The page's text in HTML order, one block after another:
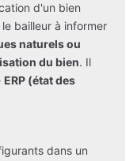
d'un bien
bailleur à informer
naturels ou
du bien. Il
ERP (état des
dans un